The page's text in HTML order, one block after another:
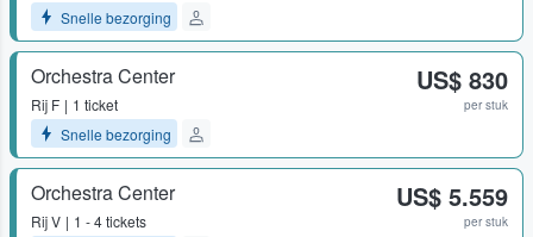
Snelle bezorging
Orchestra Center
Rij F
1 ticket
Snelle bezorging
US$ 830
per stuk
Orchestra Center
RijV 1 - 4 tickets
US$ 5.559
per stuk